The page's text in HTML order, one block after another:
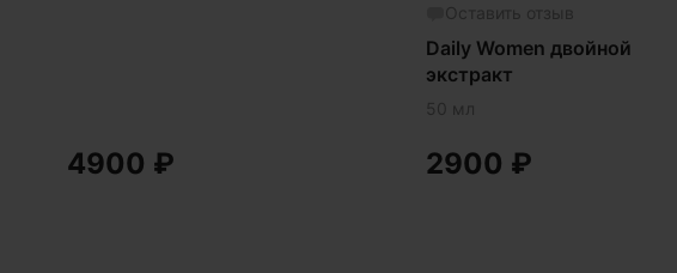
Шлемник байкальский
4900 ₽
Оставить отзыв
Daily Women двойной
экстракт
50 мл
2900 ₽